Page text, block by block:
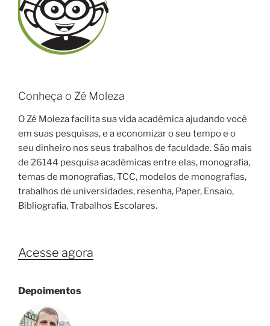
Conheça o Zé Moleza
O Zé Moleza facilita sua vida acadêmica ajudando você
em suas pesquisas, e a economizar o seu tempo e o
seu dinheiro nos seus trabalhos de faculdade. São mais
de 26144 pesquisa acadêmicas entre elas, monografia,
temas de monografias, TCC, modelos de monografias,
trabalhos de universidades, resenha, Paper, Ensaio,
Bibliografia, Trabalhos Escolares.
Acesse agora
Depoimentos